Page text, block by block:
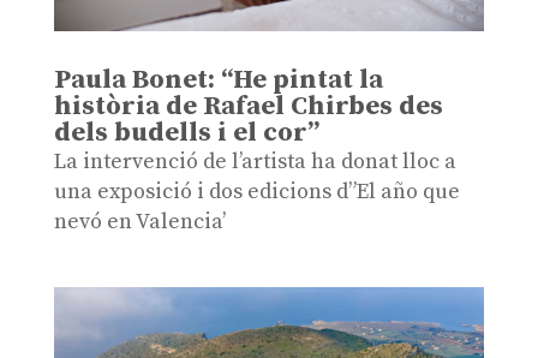
Paula Bonet: “He pintat la
història de Rafael Chirbes des
dels budells i el cor”
La intervenció de l’artista ha donat lloc a
una exposició i dos edicions d”El año que
nevó en Valencia’